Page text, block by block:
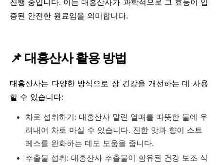
증된 안전한 원료임을 의미합니다.
📌 대홍산사 활용 방법
대홍산사는 다양한 방식으로 장 건강을 개선하는 데 사용
할 수 있습니다:
차로 섭취하기: 대홍산사 말린 열매를 따뜻한 물에 우
려내어 차로 마실 수 있습니다. 진한 맛과 향이 스트
레스를 완화하는 데도 도움을 줍니다.
추출물 섭취: 대홍산사 추출물이 함유된 건강 보조 식